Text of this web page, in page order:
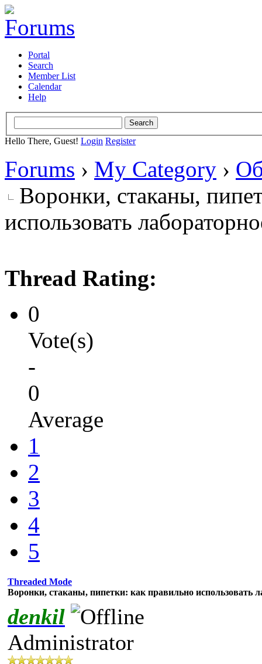
Portal
Search
Member List
Calendar
Help
Hello There, Guest! Login Register
Forums › My Category ›
Воронки, стаканы,
использовать
Thread Rating:
0
Vote(s)
-
0
Average
1
2
3
4
5
Threaded Mode
Воронки, стаканы, пипетки: как правильно использовать
denkil
Administrator